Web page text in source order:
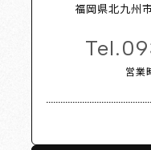
福岡県北九州
Tel.
営